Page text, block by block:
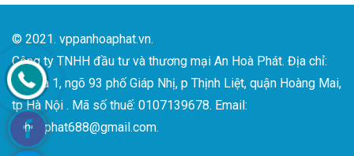
© 2021. vppanhoaphat.vn.
Công ty TNHH đầu tư và thương mại An Hoà Phát. Địa chỉ:
Số nhà 1, ngõ 93 phố Giáp Nhị, p Thịnh Liệt, quận Hoàng Mai,
tp Hà Nội . Mã số thuế: 0107139678. Email:
anhoaphat688@gmail.com.